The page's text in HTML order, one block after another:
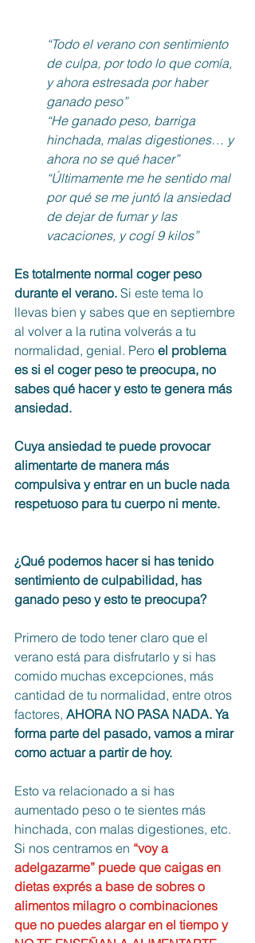
“Todo el verano con sentimiento
de culpa, por todo lo que comía,
y ahora estresada por haber
ganado peso”
“He ganado peso, barriga
hinchada, malas digestiones… y
ahora no se qué hacer”
“Últimamente me he sentido mal
por qué se me juntó la ansiedad
de dejar de fumar y las
vacaciones, y cogí 9 kilos”
Es totalmente normal coger peso
durante el verano. Si este tema lo
llevas bien y sabes que en septiembre
al volver a la rutina volverás a tu
normalidad, genial. Pero el problema
es si el coger peso te preocupa, no
sabes qué hacer y esto te genera más
ansiedad.
Cuya ansiedad te puede provocar
alimentarte de manera más
compulsiva y entrar en un bucle nada
respetuoso para tu cuerpo ni mente.
¿Qué podemos hacer si has tenido
sentimiento de culpabilidad, has
ganado peso y esto te preocupa?
Primero de todo tener claro que el
verano está para disfrutarlo y si has
comido muchas excepciones, más
cantidad de tu normalidad, entre otros
factores, AHORA NO PASA NADA. Ya
forma parte del pasado, vamos a mirar
como actuar a partir de hoy.
Esto va relacionado a si has
aumentado peso o te sientes más
hinchada, con malas digestiones, etc.
Si nos centramos en “voy a
adelgazarme” puede que caigas en
dietas exprés a base de sobres o
alimentos milagro o combinaciones
que no puedes alargar en el tiempo y